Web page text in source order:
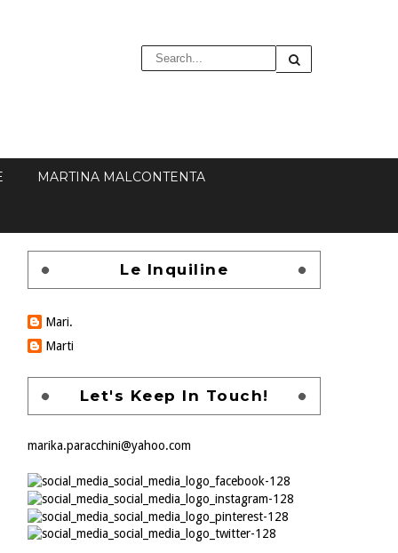
MARTINA MALCONTENTA
Le Inquiline
Mari.
Marti
Let's Keep In Touch!
marika.paracchini@yahoo.com